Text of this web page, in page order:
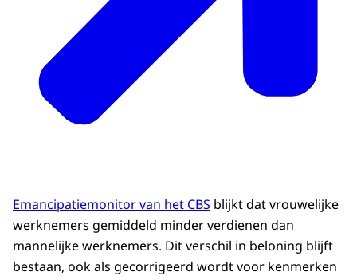
Emancipatiemonitor van het CBS blijkt dat vrouwelijke
werknemers gemiddeld minder verdienen dan
mannelijke werknemers. Dit verschil in beloning blijft
bestaan, ook als gecorrigeerd wordt voor kenmerken